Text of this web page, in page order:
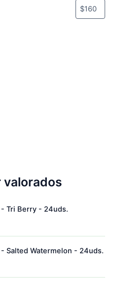
valorados
Tri Berry - 24uds.
Salted Watermelon - 24uds.